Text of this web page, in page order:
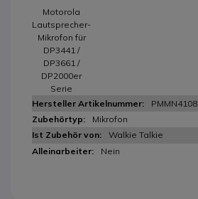
Motorola
Lautsprecher-
Mikrofon für
DP3441 /
DP3661 /
DP2000er
Serie
PMMN4108
Mikrofon
Walkie Talkie
Nein